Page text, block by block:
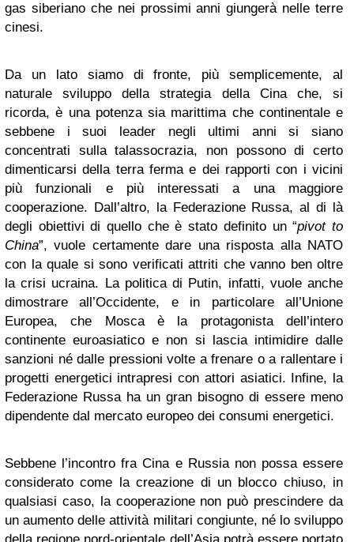
gas siberiano che nei prossimi anni giungerà nelle terre
cinesi.
Da un lato siamo di fronte, più semplicemente, al
naturale sviluppo della strategia della Cina che, si
ricorda, è una potenza sia marittima che continentale e
sebbene i suoi leader negli ultimi anni si siano
concentrati sulla talassocrazia, non possono di certo
dimenticarsi della terra ferma e dei rapporti con i vicini
più funzionali e più interessati a una maggiore
cooperazione. Dall’altro, la Federazione Russa, al di là
degli obiettivi di quello che è stato definito un “pivot to
China”, vuole certamente dare una risposta alla NATO
con la quale si sono verificati attriti che vanno ben oltre
la crisi ucraina. La politica di Putin, infatti, vuole anche
dimostrare all’Occidente, e in particolare all’Unione
Europea, che Mosca è la protagonista dell’intero
continente euroasiatico e non si lascia intimidire dalle
sanzioni né dalle pressioni volte a frenare o a rallentare i
progetti energetici intrapresi con attori asiatici. Infine, la
Federazione Russa ha un gran bisogno di essere meno
dipendente dal mercato europeo dei consumi energetici.
Sebbene l’incontro fra Cina e Russia non possa essere
considerato come la creazione di un blocco chiuso, in
qualsiasi caso, la cooperazione non può prescindere da
un aumento delle attività militari congiunte, né lo sviluppo